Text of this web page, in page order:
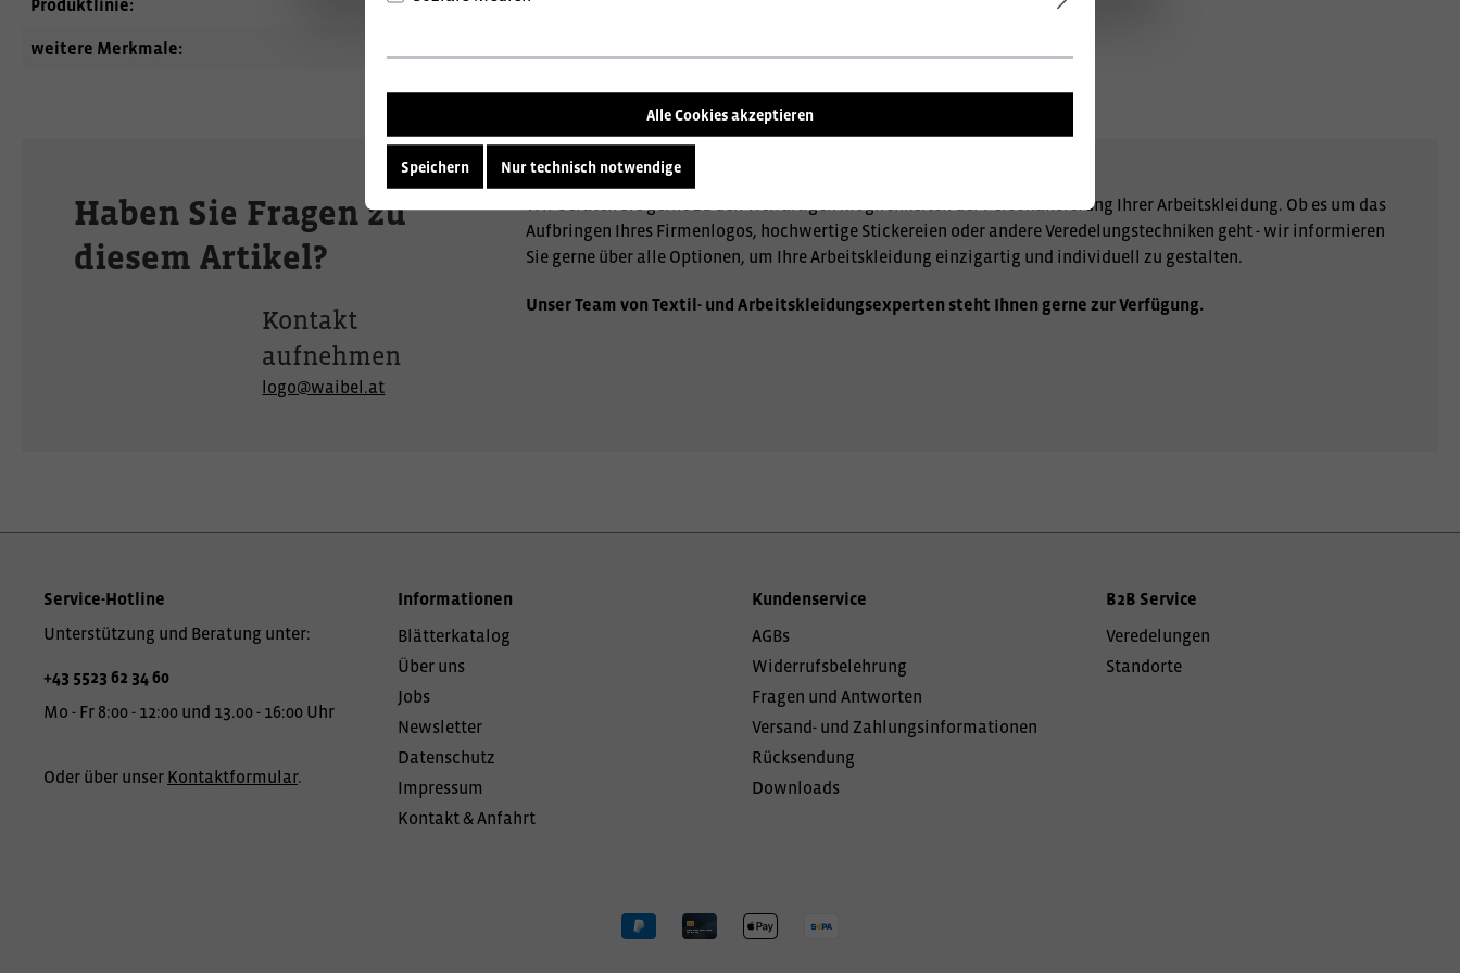
Produktlinie: Engel
weitere Merkmale:
Haben Sie Fragen zu
diesem Artikel?
Kontakt
aufnehmen
logo@waibel.at
Wir beraten Sie gerne zu den vielfältigen Möglichkeiten der Personalisierung Ihrer Arbeitskleidung. Ob es um das
Aufbringen Ihres Firmenlogos, hochwertige Stickereien oder andere Veredelungstechniken geht - wir informieren
Sie gerne über alle Optionen, um Ihre Arbeitskleidung einzigartig und individuell zu gestalten.
Unser Team von Textil- und Arbeitskleidungsexperten steht Ihnen gerne zur Verfügung.
Service-Hotline
Unterstützung und Beratung unter:
+43 5523 62 34 60
Mo - Fr 8:00 - 12:00 und 13.00 - 16:00 Uhr
Oder über unser Kontaktformular.
Informationen
Blätterkatalog
Über uns
Jobs
Newsletter
Datenschutz
Impressum
Kontakt & Anfahrt
Kundenservice
AGBs
Widerrufsbelehrung
Fragen und Antworten
Versand- und Zahlungsinformationen
Rücksendung
Downloads
B2B Service
Veredelungen
Standorte
Alle Cookies akzeptieren
Speichern Nur technisch notwendige